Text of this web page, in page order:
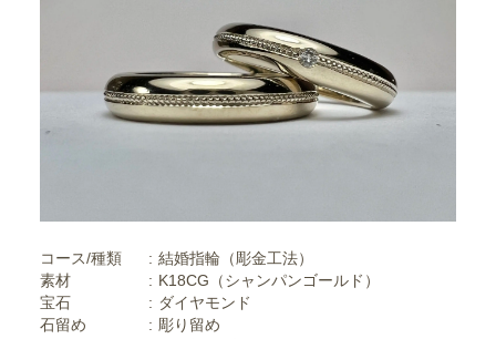
コース/種類
結婚指輪（彫金工法）
素材
K18CG（シャンパンゴールド）
宝石
ダイヤモンド
石留め
彫り留め